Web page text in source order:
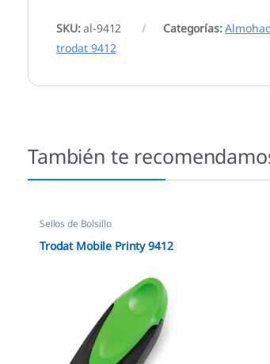
SKU:al-9412 Categorías:
trodat 9412
También te
Sellos de Bolsillo
Trodat Mobile Printy 9412